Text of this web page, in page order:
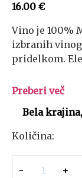
16.00 €
Vino je 100%
izbranih
pridelkom.
Preberi več
Bela
Količina:
- +